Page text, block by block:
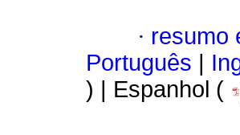
· resumo
Português
) | Espanhol (